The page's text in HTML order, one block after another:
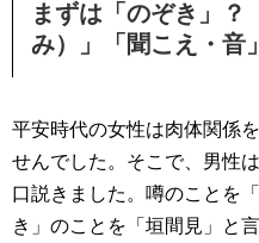
まずは「のぞき」？
み）」「聞こえ・音」
平安時代の女性は肉体関係
せんでした。そこで、男性
口説きました。噂のことを
き」のことを「垣間見」と